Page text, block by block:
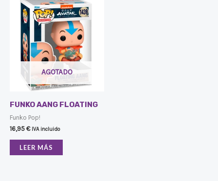
AGOTADO
FUNKO AANG FLOATING
Funko Pop!
16,95€ IVA incluido
LEER MÁS